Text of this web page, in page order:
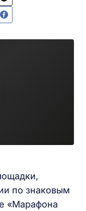
по знаковым
«Марафона